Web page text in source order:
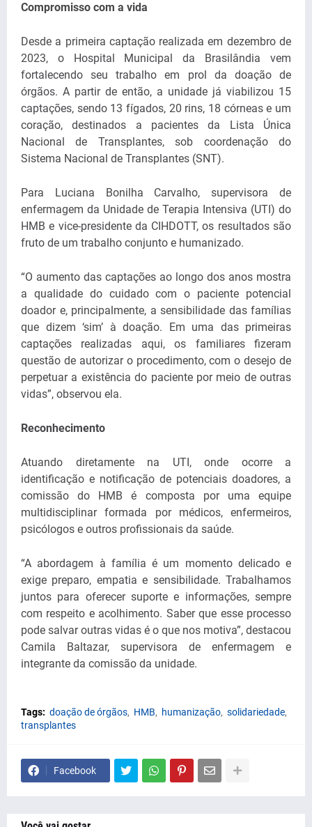
Compromisso com a vida
Desde a primeira captação realizada em dezembro de
2023, o Hospital Municipal da Brasilândia vem
fortalecendo seu trabalho em prol da doação de
órgãos. A partir de então, a unidade já viabilizou 15
captações, sendo 13 fígados, 20 rins, 18 córneas e um
coração, destinados a pacientes da Lista Única
Nacional de Transplantes, sob coordenação do
Sistema Nacional de Transplantes (SNT).
Para Luciana Bonilha Carvalho, supervisora de
enfermagem da Unidade de Terapia Intensiva (UTI) do
HMB e vice-presidente da CIHDOTT, os resultados são
fruto de um trabalho conjunto e humanizado.
“O aumento das captações ao longo dos anos mostra
a qualidade do cuidado com o paciente potencial
doador e, principalmente, a sensibilidade das famílias
que dizem ‘sim’ à doação. Em uma das primeiras
captações realizadas aqui, os familiares fizeram
questão de autorizar o procedimento, com o desejo de
perpetuar a existência do paciente por meio de outras
vidas”, observou ela.
Reconhecimento
Atuando diretamente na UTI, onde ocorre a
identificação e notificação de potenciais doadores, a
comissão do HMB é composta por uma equipe
multidisciplinar formada por médicos, enfermeiros,
psicólogos e outros profissionais da saúde.
“A abordagem à família é um momento delicado e
exige preparo, empatia e sensibilidade. Trabalhamos
juntos para oferecer suporte e informações, sempre
com respeito e acolhimento. Saber que esse processo
pode salvar outras vidas é o que nos motiva”, destacou
Camila Baltazar, supervisora de enfermagem e
integrante da comissão da unidade.
Tags: doação de órgãos HMB humanização solidariedade
transplantes
Facebook